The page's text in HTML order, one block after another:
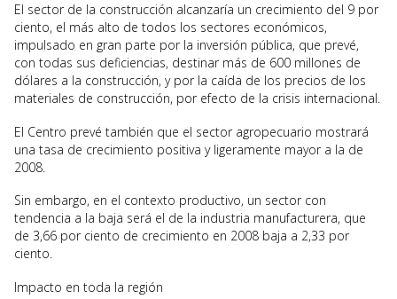
El sector de la construcción alcanzaría un crecimiento del 9 por
ciento, el más alto de todos los sectores económicos,
impulsado en gran parte por la inversión pública, que prevé,
con todas sus deficiencias, destinar más de 600 millones de
dólares a la construcción, y por la caída de los precios de los
materiales de construcción, por efecto de la crisis internacional.
El Centro prevé también que el sector agropecuario mostrará
una tasa de crecimiento positiva y ligeramente mayor a la de
2008.
Sin embargo, en el contexto productivo, un sector con
tendencia a la baja será el de la industria manufacturera, que
de 3,66 por ciento de crecimiento en 2008 baja a 2,33 por
ciento.
Impacto en toda la región